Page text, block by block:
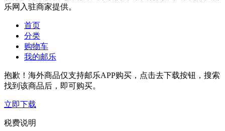
乐网入驻商家提供。
首页
分类
购物车
我的邮乐
抱歉！海外商品仅支持邮乐APP购买，点击去下载按钮，搜索
找到该商品后，即可购买。
立即下载
税费说明